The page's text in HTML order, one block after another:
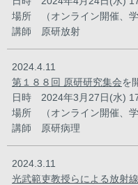
場所 （オンライン開催、学
講師 原研放射
2024.4.11
第１８８回 原研研究集会を
日時 2024年3月27日(水)
場所 （オンライン開催、学
講師 原研病理
2024.3.11
光武範吏教授らによる放射